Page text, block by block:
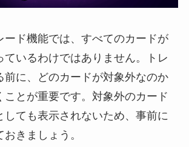
ード機能では、すべてのカードが
ているわけではありません。トレ
前に、どのカードが対象外なのか
ことが重要です。対象外のカード
しても表示されないため、事前に
きましょう。